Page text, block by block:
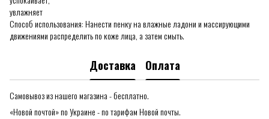
увлажняет
Способ использования: Нанести пенку на влажные ладони и массирующими
движениями распределить по коже лица, а затем смыть.
Доставка Оплата
Самовывоз из нашего магазина - бесплатно.
«Новой почтой» по Украине - по тарифам Новой почты.